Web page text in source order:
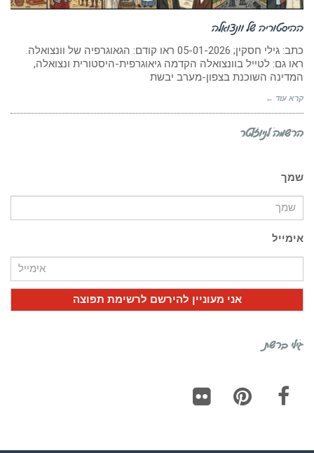
ההיסטוריה של וונצואלה
כתב: גילי חסקין; 05-01-2026 ראו קודם: הגאוגרפיה של וונצואלה.
ראו גם: לטייל בוונצואלה הקדמה גיאוגרפית-היסטורית ונצואלה,
המדינה השוכנת בצפון-מערב יבשת
קרא עוד ←
הרשמה לניוזלטר
שמך
אימייל
גילי ברשת